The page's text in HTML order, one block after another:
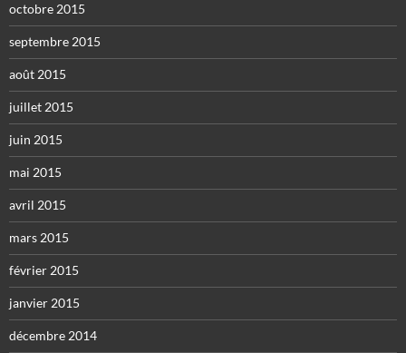
octobre 2015
septembre 2015
août 2015
juillet 2015
juin 2015
mai 2015
avril 2015
mars 2015
février 2015
janvier 2015
décembre 2014